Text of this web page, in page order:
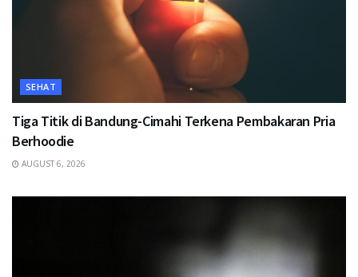
SEHAT
Tiga Titik di Bandung-Cimahi Terkena Pembakaran Pria
Berhoodie
AUGUST 6, 2026